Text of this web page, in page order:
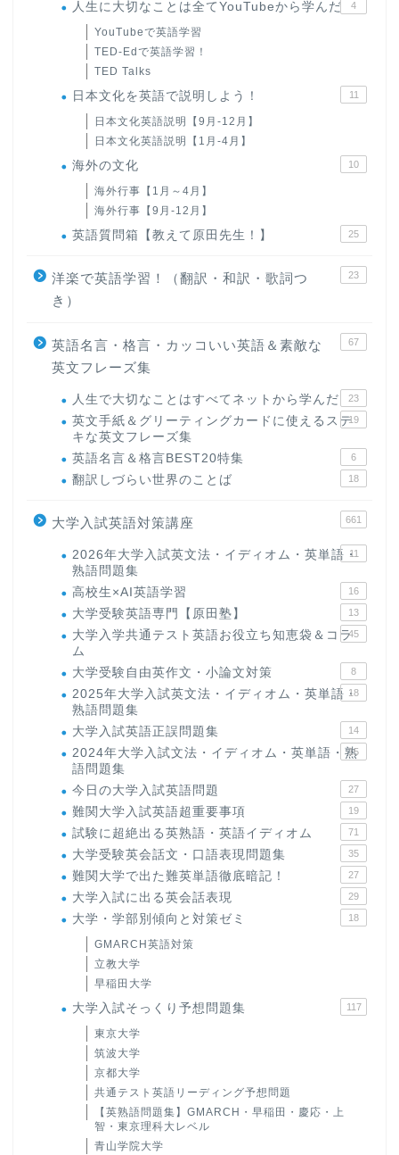
人生に大切なことは全てYouTubeから学んだ 4
YouTubeで英語学習
TED-Edで英語学習！
TED Talks
日本文化を英語で説明しよう！ 11
日本文化英語説明【9月-12月】
日本文化英語説明【1月-4月】
海外の文化 10
海外行事【1月～4月】
海外行事【9月-12月】
英語質問箱【教えて原田先生！】 25
洋楽で英語学習！（翻訳・和訳・歌詞つ
き）
23
英語名言・格言・カッコいい英語＆素敵な
英文フレーズ集
67
人生で大切なことはすべてネットから学んだ 23
英文手紙＆グリーティングカードに使えるステ
キな英文フレーズ集
19
英語名言＆格言BEST20特集 6
翻訳しづらい世界のことば 18
大学入試英語対策講座 661
2026年大学入試英文法・イディオム・英単語・
熟語問題集
11
高校生×AI英語学習 16
大学受験英語専門【原田塾】 13
大学入学共通テスト英語お役立ち知恵袋＆コラ
ム
45
大学受験自由英作文・小論文対策 8
2025年大学入試英文法・イディオム・英単語・
熟語問題集
18
大学入試英語正誤問題集 14
2024年大学入試文法・イディオム・英単語・熟
語問題集
15
今日の大学入試英語問題 27
難関大学入試英語超重要事項 19
試験に超絶出る英熟語・英語イディオム 71
大学受験英会話文・口語表現問題集 35
難関大学で出た難英単語徹底暗記！ 27
大学入試に出る英会話表現 29
大学・学部別傾向と対策ゼミ 18
GMARCH英語対策
立教大学
早稲田大学
大学入試そっくり予想問題集 117
東京大学
筑波大学
京都大学
共通テスト英語リーディング予想問題
【英熟語問題集】GMARCH・早稲田・慶応・上
智・東京理科大レベル
青山学院大学